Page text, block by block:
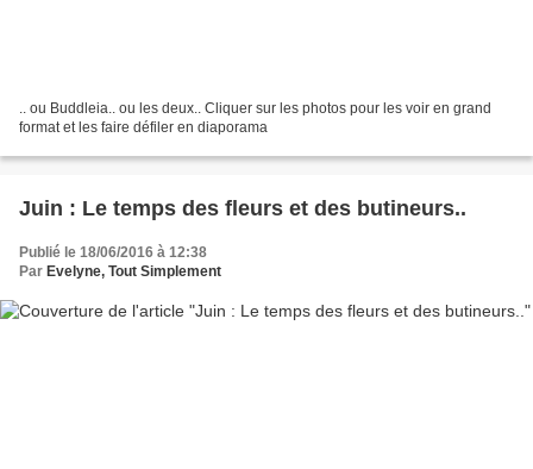
.. ou Buddleia.. ou les deux.. Cliquer sur les photos pour les voir en grand
format et les faire défiler en diaporama
Juin : Le temps des fleurs et des butineurs..
Publié le 18/06/2016 à 12:38
Par Evelyne, Tout Simplement